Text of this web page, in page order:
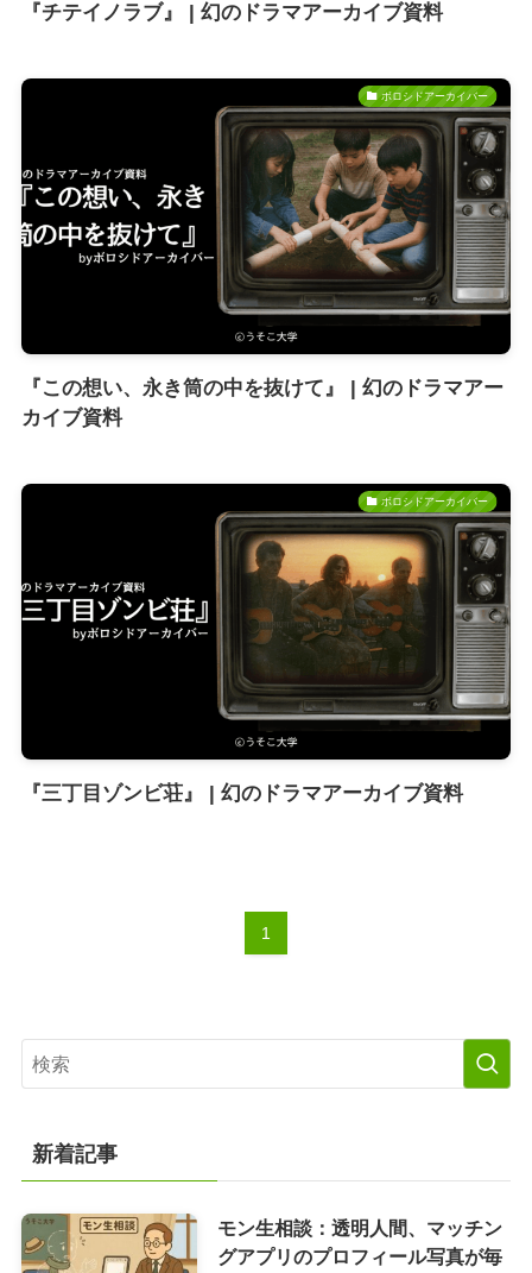
『チテイノラブ』 | 幻のドラマアーカイブ資料
ボロシドアーカイバー
『この想い、永き筒の中を抜けて』 | 幻のドラマアー
カイブ資料
ボロシドアーカイバー
『三丁目ゾンビ荘』 | 幻のドラマアーカイブ資料
1
新着記事
モン生相談：透明人間、マッチン
グアプリのプロフィール写真が毎